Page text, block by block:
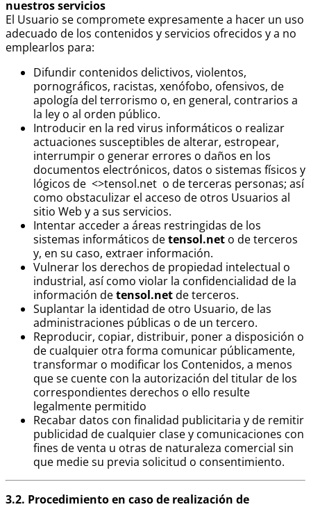
nuestros servicios
El Usuario se compromete expresamente a hacer un uso
adecuado de los contenidos y servicios ofrecidos y a no
emplearlos para:
Difundir contenidos delictivos, violentos,
pornográficos, racistas, xenófobo, ofensivos, de
apología del terrorismo o, en general, contrarios a
la ley o al orden público.
Introducir en la red virus informáticos o realizar
actuaciones susceptibles de alterar, estropear,
interrumpir o generar errores o daños en los
documentos electrónicos, datos o sistemas físicos y
lógicos de <>tensol.net o de terceras personas; así
como obstaculizar el acceso de otros Usuarios al
sitio Web y a sus servicios.
Intentar acceder a áreas restringidas de los
sistemas informáticos detensol.net o de terceros
y, en su caso, extraer información.
Vulnerar los derechos de propiedad intelectual o
industrial, así como violar la confidencialidad de la
información detensol.netde terceros.
Suplantar la identidad de otro Usuario, de las
administraciones públicas o de un tercero.
Reproducir, copiar, distribuir, poner a disposición o
de cualquier otra forma comunicar públicamente,
transformar o modificar los Contenidos, a menos
que se cuente con la autorización del titular de los
correspondientes derechos o ello resulte
legalmente permitido
Recabar datos con finalidad publicitaria y de remitir
publicidad de cualquier clase y comunicaciones con
fines de venta u otras de naturaleza comercial sin
que medie su previa solicitud o consentimiento.
3.2. Procedimiento en caso de realización de